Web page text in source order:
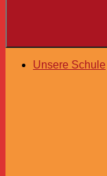
Unsere Schule